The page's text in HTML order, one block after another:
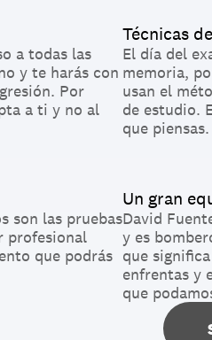
a todas las
y te harás con
Por
a ti y no al
Técnicas
El día del
memoria,
usan el
de estudio.
que piensas.
son las pruebas
profesional
que podrás
Un gran
David
y es
que
enfrentas y
que